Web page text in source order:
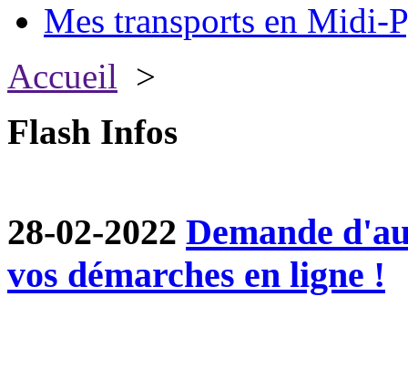
Mes transports en Midi-
Accueil >
Flash Infos
28-02-2022 Demande
vos démarches en ligne !